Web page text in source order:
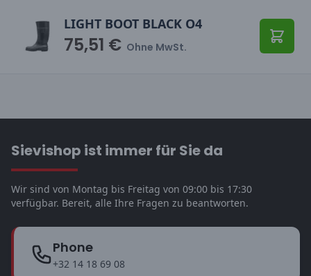
LIGHT BOOT BLACK O4
75,51 € Ohne MwSt. In
Sievishop ist immer für Sie da
Wir sind von Montag bis Freitag von 09:00 bis 17:30
verfügbar. Bereit, alle Ihre Fragen zu beantworten.
Phone
+32 14 18 69 08